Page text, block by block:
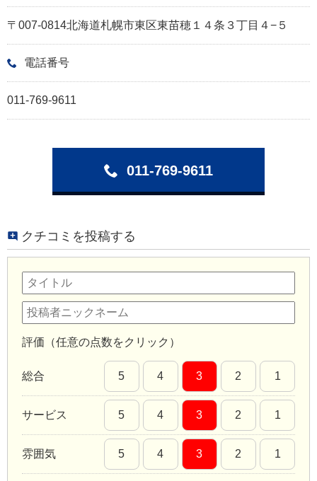
〒007-0814北海道札幌市東区東苗穂１４条３丁目４−５
電話番号
011-769-9611
011-769-9611
クチコミを投稿する
評価（任意の点数をクリック）
総合 5 4 3 2 1
サービス 5 4 3 2 1
雰囲気 5 4 3 2 1